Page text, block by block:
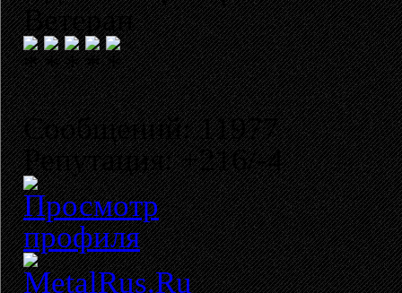
Ветеран
Сообщений: 11977
Репутация: +216/-4